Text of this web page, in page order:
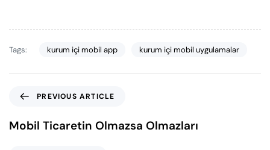
Tags: kurum içi mobil app kurum içi mobil uygulamalar
PREVIOUS ARTICLE
Mobil Ticaretin Olmazsa Olmazları